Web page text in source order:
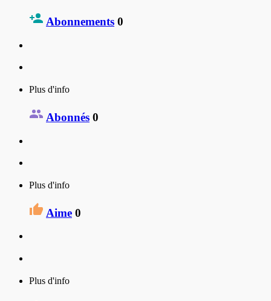
Abonnements 0
Plus d'info
Abonnés 0
Plus d'info
Aime 0
Plus d'info